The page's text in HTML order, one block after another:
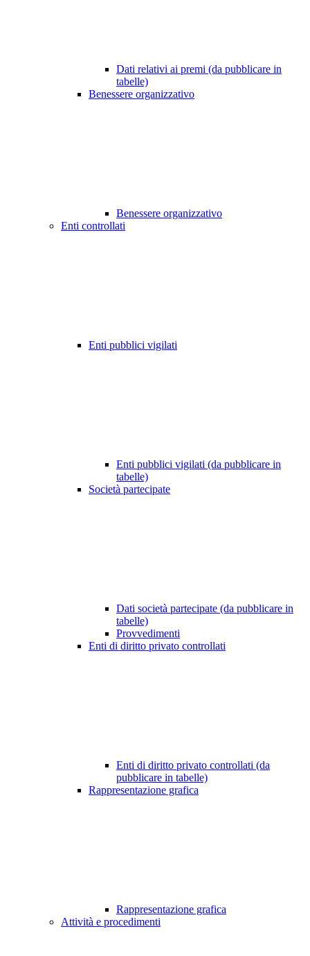
Dati relativi ai premi (da pubblicare in
tabelle)
Benessere organizzativo
Benessere organizzativo
Enti controllati
Enti pubblici vigilati
Enti pubblici vigilati (da pubblicare in
tabelle)
Società partecipate
Dati società partecipate (da pubblicare in
tabelle)
Provvedimenti
Enti di diritto privato controllati
Enti di diritto privato controllati (da
pubblicare in tabelle)
Rappresentazione grafica
Rappresentazione grafica
Attività e procedimenti